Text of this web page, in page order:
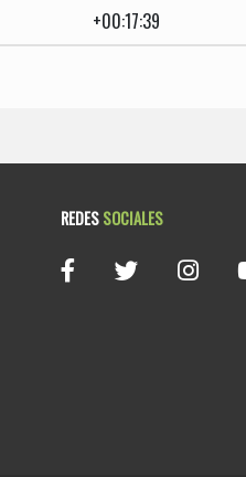
+00:17:39
REDESSOCIALES